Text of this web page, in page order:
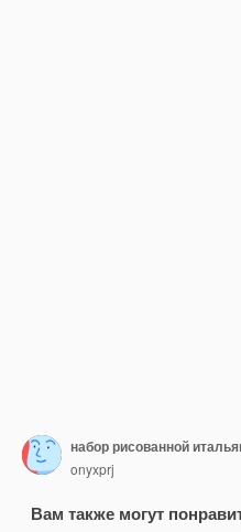
набор рисованной
onyxprj
Вам также могут